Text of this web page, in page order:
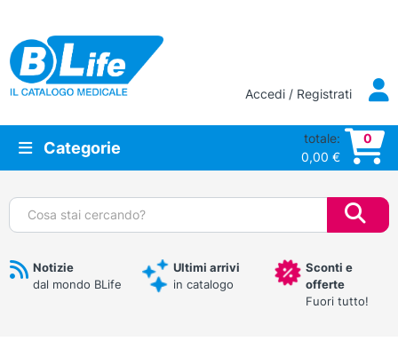
Vai al contenuto principale
Accedi / Registrati
Categorie
totale:
0,00 €
0
Cerca:
Notizie
dal mondo BLife
Ultimi arrivi
in catalogo
Sconti e
offerte
Fuori tutto!